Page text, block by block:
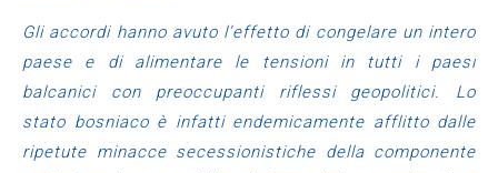
Gli accordi hanno avuto l’effetto di congelare un intero
paese e di alimentare le tensioni in tutti i paesi
balcanici con preoccupanti riflessi geopolitici. Lo
stato bosniaco è infatti endemicamente afflitto dalle
ripetute minacce secessionistiche della componente